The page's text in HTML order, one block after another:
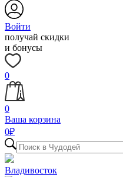
Войти
получай скидки
и бонусы
0
0
Ваша корзина
0₽
Владивосток